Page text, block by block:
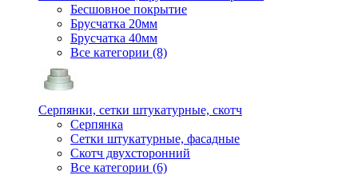
Бесшовное покрытие
Брусчатка 20мм
Брусчатка 40мм
Все категории (8)
Серпянки, сетки штукатурные, скотч
Серпянка
Сетки штукатурные, фасадные
Скотч двухсторонний
Все категории (6)